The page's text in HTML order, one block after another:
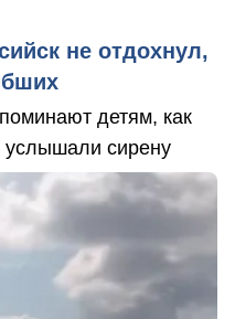
не отдохнул,
детям, как
услышали сирену